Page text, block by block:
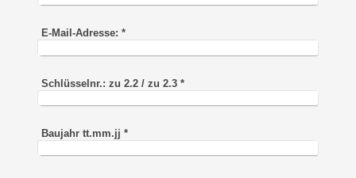
E-Mail-Adresse: *
Schlüsselnr.: zu 2.2 / zu 2.3*
Baujahr tt.mm.jj *